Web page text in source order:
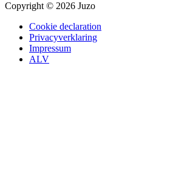
Copyright © 2026 Juzo
Cookie declaration
Privacyverklaring
Impressum
ALV